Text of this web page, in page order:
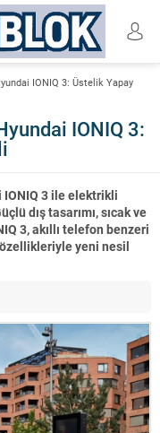
IONIQ 3: Üstelik Yapay
IONIQ 3:
3 ile elektrikli
dış tasarımı, sıcak ve
3, akıllı telefon benzeri
yeni nesil